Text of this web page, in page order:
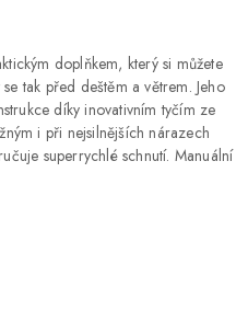
doplňkem, který si můžete
tak před deštěm a větrem. Jeho
díky inovativním tyčím ze
i při nejsilnějších nárazech
superrychlé schnutí. Manuální